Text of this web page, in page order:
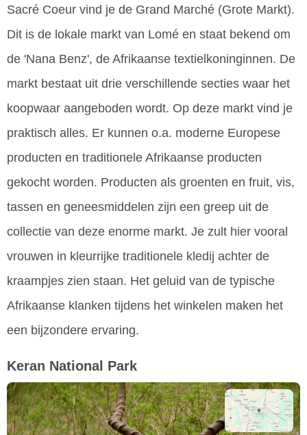
Sacré Coeur vind je de Grand Marché (Grote Markt).
Dit is de lokale markt van Lomé en staat bekend om
de 'Nana Benz', de Afrikaanse textielkoninginnen. De
markt bestaat uit drie verschillende secties waar het
koopwaar aangeboden wordt. Op deze markt vind je
praktisch alles. Er kunnen o.a. moderne Europese
producten en traditionele Afrikaanse producten
gekocht worden. Producten als groenten en fruit, vis,
tassen en geneesmiddelen zijn een greep uit de
collectie van deze enorme markt. Je zult hier vooral
vrouwen in kleurrijke traditionele kledij achter de
kraampjes zien staan. Het geluid van de typische
Afrikaanse klanken tijdens het winkelen maken het
een bijzondere ervaring.
Keran National Park